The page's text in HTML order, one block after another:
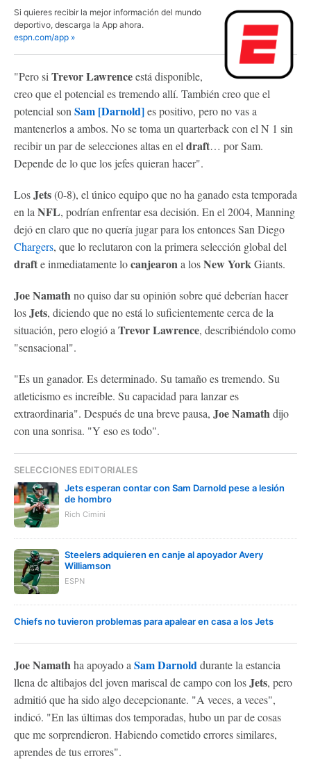
Si quieres recibir la mejor información del mundo
deportivo, descarga la App ahora.
espn.com/app »
"Pero si Trevor Lawrenceestá disponible,
creo que el potencial es tremendo allí. También creo que el
potencial son Sam [Darnold]es positivo, pero no vas a
mantenerlos a ambos. No se toma un quarterback con el N 1 sin
recibir un par de selecciones altas en el draft… por Sam.
Depende de lo que los jefes quieran hacer".
LosJets(0-8), el único equipo que no ha ganado esta temporada
en la NFL, podrían enfrentar esa decisión. En el 2004, Manning
dejó en claro que no quería jugar para los entonces San Diego
Chargers, que lo reclutaron con la primera selección global del
drafte inmediatamente locanjearona losNew YorkGiants.
Joe Namathno quiso dar su opinión sobre qué deberían hacer
losJets, diciendo que no está lo suficientemente cerca de la
situación, pero elogió a Trevor Lawrence, describiéndolo como
"sensacional".
"Es un ganador. Es determinado. Su tamaño es tremendo. Su
atleticismo es increíble. Su capacidad para lanzar es
extraordinaria". Después de una breve pausa, Joe Namathdijo
con una sonrisa. "Y eso es todo".
SELECCIONES EDITORIALES
Jets esperan contar con Sam Darnold pese a lesión
de hombro
Rich Cimini
Steelers adquieren en canje al apoyador Avery
Williamson
ESPN
Chiefs no tuvieron problemas para apalear en casa a los Jets
Joe Namathha apoyado a Sam Darnolddurante la estancia
llena de altibajos del joven mariscal de campo con losJets, pero
admitió que ha sido algo decepcionante. "A veces, a veces",
indicó. "En las últimas dos temporadas, hubo un par de cosas
que me sorprendieron. Habiendo cometido errores similares,
aprendes de tus errores".